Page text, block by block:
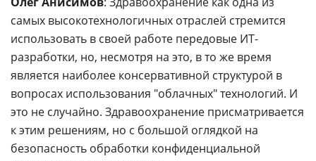
самых высокотехнологичных отраслей стремится
использовать в своей работе передовые ИТ-
разработки, но, несмотря на это, в то же время
является наиболее консервативной структурой в
вопросах использования "облачных" технологий. И
это не случайно. Здравоохранение присматривается
к этим решениям, но с большой оглядкой на
безопасность обработки конфиденциальной